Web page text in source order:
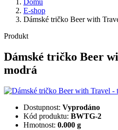
Domů
E-shop
Dámské tričko Beer with
Produkt
Dámské tričko Beer
modrá
Dostupnost: Vyprodáno
Kód produktu: BWTG-2
Hmotnost: 0.000 g